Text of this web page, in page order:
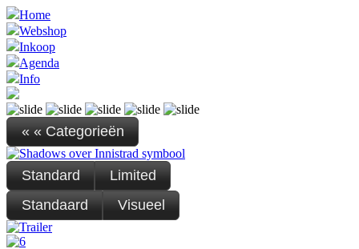
Home
Webshop
Inkoop
Agenda
Info
« « Categorieën
Standard
Limited
Standaard
Visueel